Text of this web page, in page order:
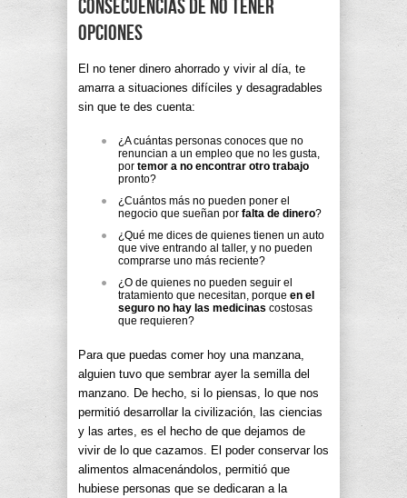
Consecuencias de no tener
opciones
El no tener dinero ahorrado y vivir al día, te
amarra a situaciones difíciles y desagradables
sin que te des cuenta:
¿A cuántas personas conoces que no
renuncian a un empleo que no les gusta,
por temor a no encontrar otro trabajo
pronto?
¿Cuántos más no pueden poner el
negocio que sueñan por falta de dinero?
¿Qué me dices de quienes tienen un auto
que vive entrando al taller, y no pueden
comprarse uno más reciente?
¿O de quienes no pueden seguir el
tratamiento que necesitan, porque en el
seguro no hay las medicinas costosas
que requieren?
Para que puedas comer hoy una manzana,
alguien tuvo que sembrar ayer la semilla del
manzano. De hecho, si lo piensas, lo que nos
permitió desarrollar la civilización, las ciencias
y las artes, es el hecho de que dejamos de
vivir de lo que cazamos. El poder conservar los
alimentos almacenándolos, permitió que
hubiese personas que se dedicaran a la